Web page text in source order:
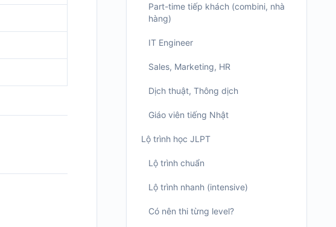
Part-time tiếp khách (combini, nhà
hàng)
IT Engineer
Sales, Marketing, HR
Dịch thuật, Thông dịch
Giáo viên tiếng Nhật
Lộ trình học JLPT
Lộ trình chuẩn
Lộ trình nhanh (intensive)
Có nên thi từng level?